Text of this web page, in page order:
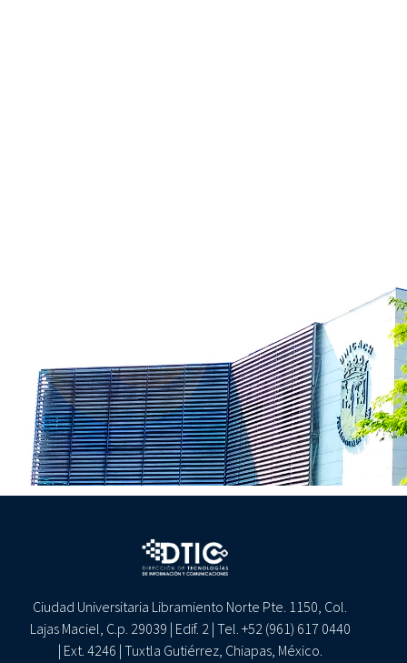
Ciudad Universitaria Libramiento Norte Pte. 1150, Col.
Lajas Maciel, C.p. 29039 | Edif. 2 | Tel. +52 (961) 617 0440
| Ext. 4246 | Tuxtla Gutiérrez, Chiapas, México.